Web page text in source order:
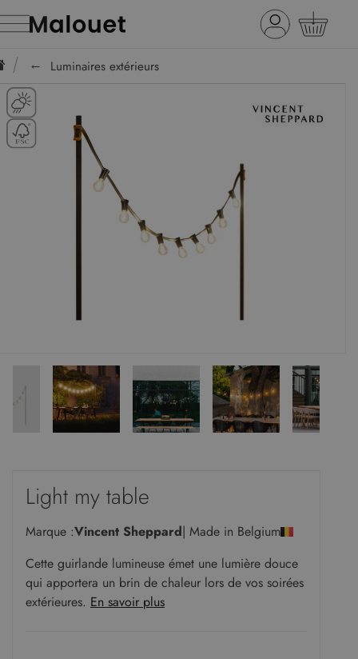
Luminaires extérieurs
Light my table
Marque :Vincent Sheppard| Made in Belgium
Cette guirlande lumineuse émet une lumière douce
qui apportera un brin de chaleur lors de vos soirées
extérieures. En savoir plus